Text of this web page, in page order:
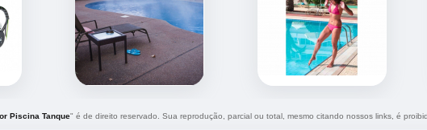
Piscina Tanque" é de direito reservado. Sua reprodução, parcial ou total, mesmo citando nossos links, é